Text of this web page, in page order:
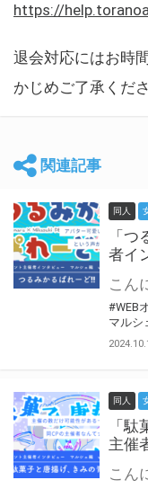
https://
退会対応にはお時
かじめご了承くださ
関連記事
同人
「
者イ
#WEB
マルシ
同人
「
主催